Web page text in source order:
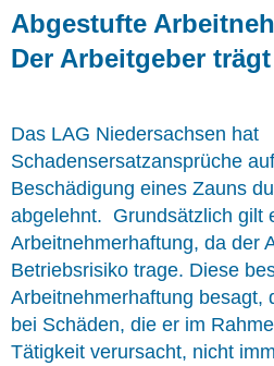
Abgestufte
Der Arbeitgeber
Das LAG Niedersachsen hat
Schadensersatzansprüche
Beschädigung eines Zauns
abgelehnt. Grundsätzlich gilt
Arbeitnehmerhaftung, da der
Betriebsrisiko trage. Diese
Arbeitnehmerhaftung besagt,
bei Schäden, die er im
Tätigkeit verursacht, nicht